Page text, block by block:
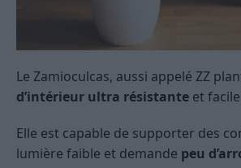
Le Zamioculcas, aussi appelé ZZ
d’intérieur ultra résistante et
Elle est capable de supporter des
lumière faible et demande peu